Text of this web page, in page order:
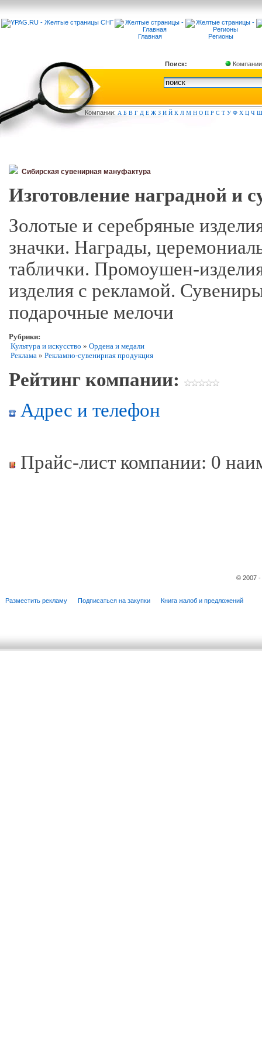
Главная Регионы
Поиск: Компании
Компании: А Б В Г Д Е Ж З И Й К Л М Н О П Р С Т У Ф Х Ц Ч Ш
Сибирская сувенирная мануфактура
Изготовление наградной и
Золотые и серебряные
значки. Награды,
таблички. Промоушен-
изделия с рекламой.
подарочные мелочи
Рубрики:
Культура и искусство » Ордена и медали
Реклама » Рекламно-сувенирная продукция
Рейтинг компании:
Адрес и телефон
Прайс-лист компании: 0
© 2007
Разместить рекламу Подписаться на закупки Книга жалоб и предложений